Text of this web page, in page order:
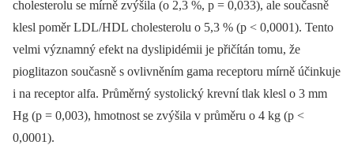
cholesterolu se mírně zvýšila (o 2,3 %, p = 0,033), ale současně
klesl poměr LDL/HDL cholesterolu o 5,3 % (p < 0,0001). Tento
velmi významný efekt na dyslipidémii je přičítán tomu, že
pioglitazon současně s ovlivněním gama receptoru mírně účinkuje
i na receptor alfa. Průměrný systolický krevní tlak klesl o 3 mm
Hg (p = 0,003), hmotnost se zvýšila v průměru o 4 kg (p <
0,0001).